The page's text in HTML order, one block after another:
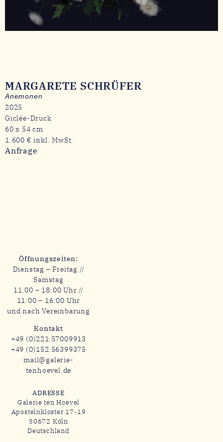
MARGARETE SCHRÜFER
Anemonen
2025
Giclée-Druck
60 x 54 cm
1.600 € inkl. MwSt.
Anfrage
Öffnungszeiten:
Dienstag – Freitag //
Samstag
11:00 – 18:00 Uhr //
11:00 – 16:00 Uhr
und nach Vereinbarung
Kontakt
+49 (0)221 57009913
+49 (0)152 56399375
mail@galerie-
tenhoevel.de
ADRESSE
Galerie ten Hoevel
Apostelnkloster 17-19
50672 Köln
Deutschland